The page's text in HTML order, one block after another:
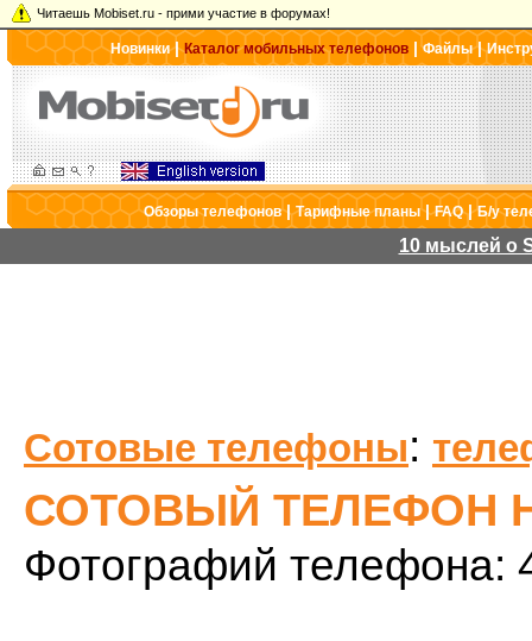
Читаешь Mobiset.ru - прими участие в форумах!
Новинки|Каталог мобильных телефонов |Файлы|
Обзоры телефонов|Тарифные планы|FAQ|Б/у
10 мыслей о
Сотовые телефоны:
СОТОВЫЙ ТЕЛЕФОН
Фотографий телефона: